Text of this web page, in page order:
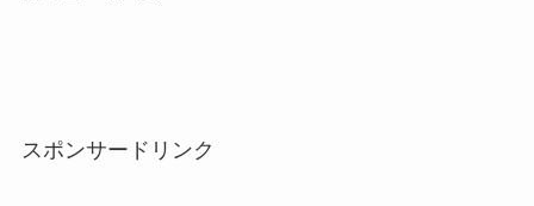
スポンサードリンク